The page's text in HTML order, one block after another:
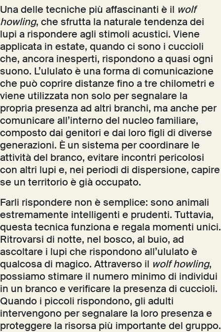
Una delle tecniche più affascinanti è il wolf
howling, che sfrutta la naturale tendenza dei
lupi a rispondere agli stimoli acustici. Viene
applicata in estate, quando ci sono i cuccioli
che, ancora inesperti, rispondono a quasi ogni
suono. L’ululato è una forma di comunicazione
che può coprire distanze fino a tre chilometri e
viene utilizzata non solo per segnalare la
propria presenza ad altri branchi, ma anche per
comunicare all’interno del nucleo familiare,
composto dai genitori e dai loro figli di diverse
generazioni. È un sistema per coordinare le
attività del branco, evitare incontri pericolosi
con altri lupi e, nei periodi di dispersione, capire
se un territorio è già occupato.
Farli rispondere non è semplice: sono animali
estremamente intelligenti e prudenti. Tuttavia,
questa tecnica funziona e regala momenti unici.
Ritrovarsi di notte, nel bosco, al buio, ad
ascoltare i lupi che rispondono all’ululato è
qualcosa di magico. Attraverso il wolf howling,
possiamo stimare il numero minimo di individui
in un branco e verificare la presenza di cuccioli.
Quando i piccoli rispondono, gli adulti
intervengono per segnalare la loro presenza e
proteggere la risorsa più importante del gruppo.